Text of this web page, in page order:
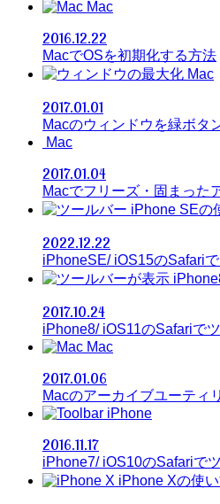
Mac
2016.12.22
MacでOSを初期化する方法
Mac
2017.01.01
Macのウィンドウを緑ボタ
Mac
2017.01.04
Macでフリーズ・固まった
iPhone SEの
2022.12.22
iPhoneSE/ iOS15のSafari
2017.10.24
iPhone8/ iOS11のSafariで
Mac
2017.01.06
Macのアーカイブユーティ
iPhone
2016.11.17
iPhone7/ iOS10のSafariで
iPhone Xの使